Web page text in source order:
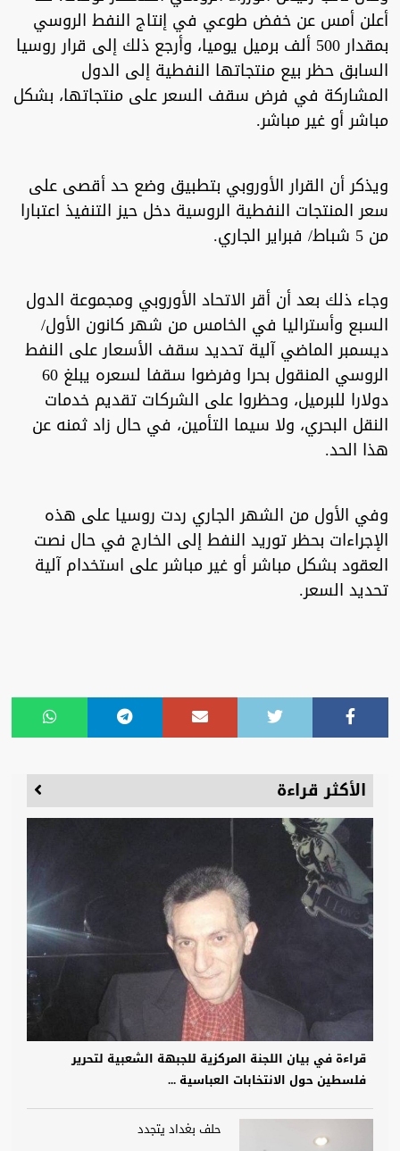
أعلن أمس عن خفض طوعي في إنتاج النفط الروسي
بمقدار 500 ألف برميل يوميا، وأرجع ذلك إلى قرار روسيا
السابق حظر بيع منتجاتها النفطية إلى الدول
المشاركة في فرض سقف السعر على منتجاتها، بشكل
مباشر أو غير مباشر.
ويذكر أن القرار الأوروبي بتطبيق وضع حد أقصى على
سعر المنتجات النفطية الروسية دخل حيز التنفيذ اعتبارا
من 5 شباط/ فبراير الجاري.
وجاء ذلك بعد أن أقر الاتحاد الأوروبي ومجموعة الدول
السبع وأستراليا في الخامس من شهر كانون الأول/
ديسمبر الماضي آلية تحديد سقف الأسعار على النفط
الروسي المنقول بحرا وفرضوا سقفا لسعره يبلغ 60
دولارا للبرميل، وحظروا على الشركات تقديم خدمات
النقل البحري، ولا سيما التأمين، في حال زاد ثمنه عن
هذا الحد.
وفي الأول من الشهر الجاري ردت روسيا على هذه
الإجراءات بحظر توريد النفط إلى الخارج في حال نصت
العقود بشكل مباشر أو غير مباشر على استخدام آلية
تحديد السعر.
الأكثر قراءة
قراءة في بيان اللجنة المركزية للجبهة الشعبية لتحرير
فلسطين حول الانتخابات العباسية ...
حلف بغداد يتجدد